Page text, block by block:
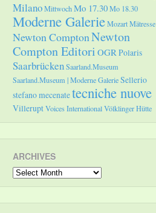
MilanoMittwochMo 17.30Mo 18.30
Moderne GalerieMozartMätresse
Newton ComptonNewton
Compton Editori OGRPolaris
SaarbrückenSaarland.Museum
Saarland.Museum | Moderne GalerieSellerio
stefano mecenatetecniche nuove
VilleruptVoices InternationalVölklinger Hütte
ARCHIVES
Archives